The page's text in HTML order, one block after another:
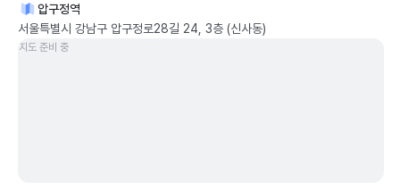
압구정역
서울특별시 강남구 압구정로28길 24, 3층 (신사동)
지도 준비 중